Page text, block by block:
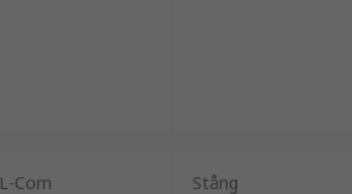
L-Com Stång